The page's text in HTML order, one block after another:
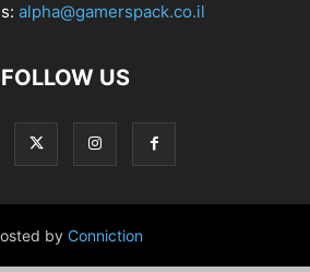
alpha@gamerspack.co.il
FOLLOW US
by Conniction